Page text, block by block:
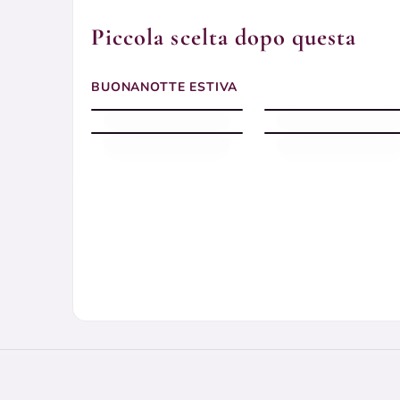
Piccola scelta dopo questa
BUONANOTTE ESTIVA
notte
stellata con mare
Buonanotte estiva